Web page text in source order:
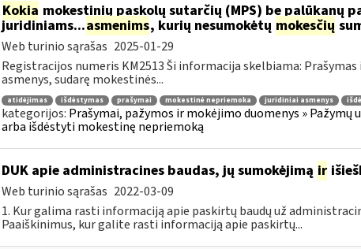
Kokia mokestinių paskolų sutarčių (MPS) be palūkanų
juridiniams...asmenims, kurių nesumokėtų mokesčių
Web turinio sąrašas 2025-01-29
Registracijos numeris KM2513 Ši informacija skelbiama:
asmenys, sudarę mokestinės...
atidėjimas išdėstymas prašymai mokestinė nepriemoka juridiniai asmenys
kategorijos: Prašymai, pažymos ir mokėjimo duomenys »
arba išdėstyti mokestinę nepriemoką
DUK apie administracines baudas, jų sumokėjimą ir
Web turinio sąrašas 2022-03-09
1. Kur galima rasti informaciją apie paskirtų baudų už
Paaiškinimus, kur galite rasti informaciją apie paskirtų...